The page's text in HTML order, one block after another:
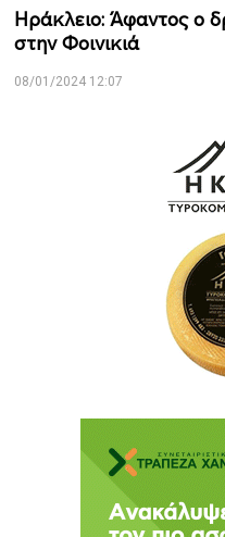
Hράκλειο: Άφαντος ο
στην Φοινικιά
08/01/2024 12:07